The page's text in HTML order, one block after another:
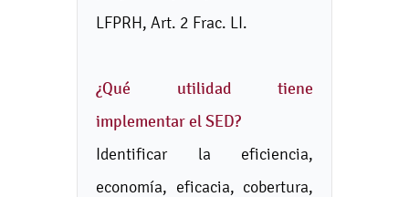
LFPRH, Art. 2 Frac. LI.
¿Qué utilidad tiene
implementar el SED?
Identificar la eficiencia,
economía, eficacia, cobertura,